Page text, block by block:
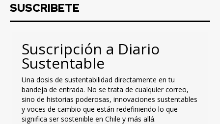
SUSCRIBETE
Suscripción a Diario
Sustentable
Una dosis de sustentabilidad directamente en tu
bandeja de entrada. No se trata de cualquier correo,
sino de historias poderosas, innovaciones sustentables
y voces de cambio que están redefiniendo lo que
significa ser sostenible en Chile y más allá.